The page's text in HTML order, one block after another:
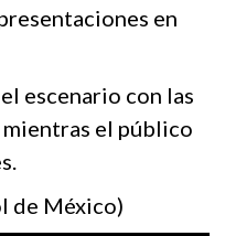
en
escenario con las
el público
de México)